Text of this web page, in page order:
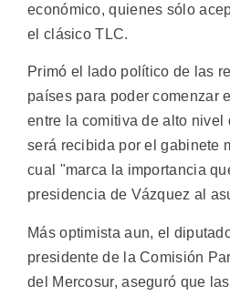
económico, quienes sólo
el clásico TLC.
Primó el lado político de las
países para poder comenzar
entre la comitiva de alto nivel
será recibida por el gabinete
cual "marca la importancia
presidencia de Vázquez al
Más optimista aun, el
presidente de la Comisión
del Mercosur, aseguró que